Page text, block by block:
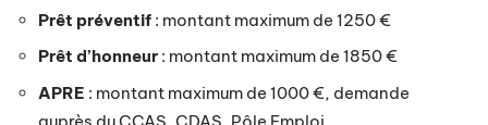
Prêt préventif : montant maximum de 1250 €
Prêt d’honneur : montant maximum de 1850 €
APRE : montant maximum de 1000 €, demande
auprès du CCAS, CDAS, Pôle Emploi